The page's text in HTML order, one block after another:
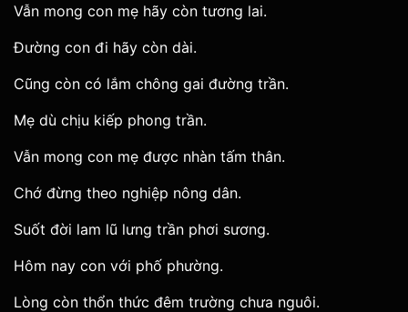
Vẫn mong con mẹ hãy còn tương lai.
Đường con đi hãy còn dài.
Cũng còn có lắm chông gai đường trần.
Mẹ dù chịu kiếp phong trần.
Vẫn mong con mẹ được nhàn tấm thân.
Chớ đừng theo nghiệp nông dân.
Suốt đời lam lũ lưng trần phơi sương.
Hôm nay con với phố phường.
Lòng còn thổn thức đêm trường chưa nguôi.